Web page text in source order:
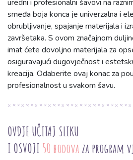
uredni i profesionalni šavovi na
smeđa boja konca je univerzalna i
obrubljivanje, spajanje materijala i
završetaka. S ovom značajnom
imat ćete dovoljno materijala za
osiguravajući dugovječnost i
kreacija. Odaberite ovaj konac za
profesionalnost u svakom šavu.
OVDJE UČITAJ SLIKU
I OSVOJI 50 bodova za program